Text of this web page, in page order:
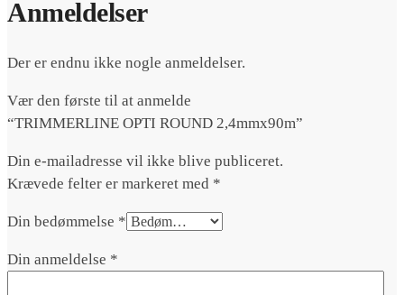
Anmeldelser
Der er endnu ikke nogle anmeldelser.
Vær den første til at anmelde
“TRIMMERLINE OPTI ROUND 2,4mmx90m”
Din e-mailadresse vil ikke blive publiceret.
Krævede felter er markeret med *
Din bedømmelse *
Din anmeldelse *